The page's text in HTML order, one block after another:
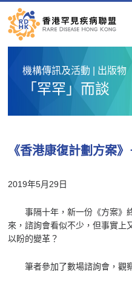
機構傳訊及活動 | 出版物
「罕罕」而談
《香港康復計劃方案
2019年5月 29 日
事隔十年，新一份《方案》
來，諮詢會看似不少，但事實上
以盼的變革？
筆者參加了數場諮詢會，觀察